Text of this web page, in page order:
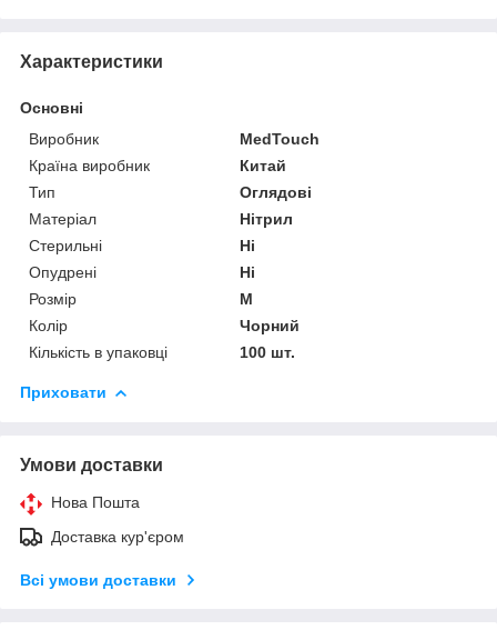
Характеристики
Основні
Виробник
MedTouch
Країна виробник
Китай
Тип
Оглядові
Матеріал
Нітрил
Стерильні
Ні
Опудрені
Ні
Розмір
M
Колір
Чорний
Кількість в упаковці
100 шт.
Приховати
Умови доставки
Нова Пошта
Доставка кур'єром
Всі умови доставки